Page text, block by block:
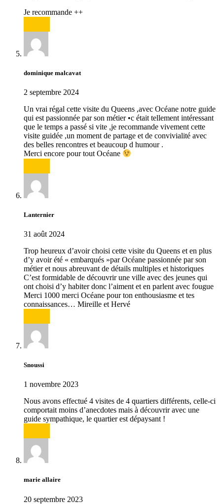
Je recommande ++
dominique malcavat
2 septembre 2024
Un vrai régal cette visite du Queens ,avec Océane notre guide
qui est passionnée par son métier •c était tellement intéressant
que le temps a passé si vite ,je recommande vivement cette
visite guidée ,un moment de partage et de convivialité avec
des belles rencontres et beaucoup d humour .
Merci encore pour tout Océane
Lanternier
31 août 2024
Trop heureux d’avoir choisi cette visite du Queens et en plus
d’y avoir été « embarqués »par Océane passionnée par son
métier et nous abreuvant de détails multiples et historiques
C’est formidable de découvrir une ville avec des jeunes qui
ont choisi d’y habiter donc l’aiment et en parlent avec fougue
Merci 1000 merci Océane pour ton enthousiasme et tes
connaissances… Mireille et Hervé
Snoussi
1 novembre 2023
Nous avons effectué 4 visites de 4 quartiers différents, celle-ci
comportait moins d’anecdotes mais à découvrir avec une
guide sympathique, le quartier est dépaysant !
marie allaire
20 septembre 2023